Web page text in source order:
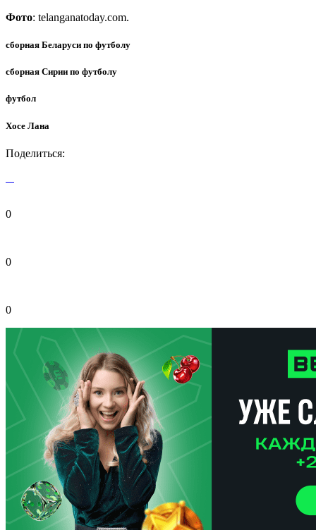
Фото: telanganatoday.com.
сборная Беларуси по футболу
сборная Сирии по футболу
футбол
Хосе Лана
Поделиться:
0
0
0